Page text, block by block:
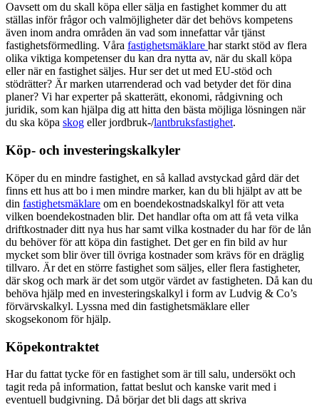
Oavsett om du skall köpa eller sälja en fastighet kommer du att
ställas inför frågor och valmöjligheter där det behövs kompetens
även inom andra områden än vad som innefattar vår tjänst
fastighetsförmedling. Våra fastighetsmäklare har starkt stöd av flera
olika viktiga kompetenser du kan dra nytta av, när du skall köpa
eller när en fastighet säljes. Hur ser det ut med EU-stöd och
stödrätter? Är marken utarrenderad och vad betyder det för dina
planer? Vi har experter på skatterätt, ekonomi, rådgivning och
juridik, som kan hjälpa dig att hitta den bästa möjliga lösningen när
du ska köpa skog eller jordbruk-/lantbruksfastighet.
Köp- och investeringskalkyler
Köper du en mindre fastighet, en så kallad avstyckad gård där det
finns ett hus att bo i men mindre marker, kan du bli hjälpt av att be
din fastighetsmäklare om en boendekostnadskalkyl för att veta
vilken boendekostnaden blir. Det handlar ofta om att få veta vilka
driftkostnader ditt nya hus har samt vilka kostnader du har för de lån
du behöver för att köpa din fastighet. Det ger en fin bild av hur
mycket som blir över till övriga kostnader som krävs för en dräglig
tillvaro. Är det en större fastighet som säljes, eller flera fastigheter,
där skog och mark är det som utgör värdet av fastigheten. Då kan du
behöva hjälp med en investeringskalkyl i form av Ludvig & Co’s
förvärvskalkyl. Lyssna med din fastighetsmäklare eller
skogsekonom för hjälp.
Köpekontraktet
Har du fattat tycke för en fastighet som är till salu, undersökt och
tagit reda på information, fattat beslut och kanske varit med i
eventuell budgivning. Då börjar det bli dags att skriva